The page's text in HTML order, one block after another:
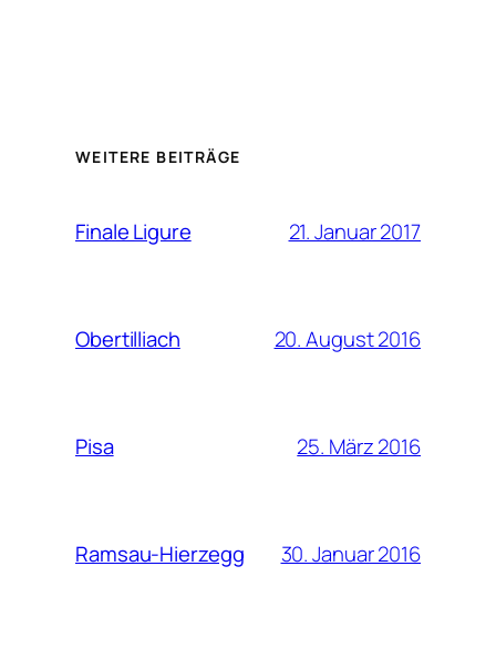
WEITERE BEITRÄGE
Finale Ligure 21. Januar 2017
Obertilliach 20. August 2016
Pisa 25. März 2016
Ramsau-Hierzegg 30. Januar 2016